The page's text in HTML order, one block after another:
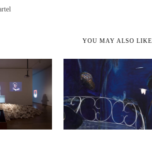
YOU MAY ALSO LIKE